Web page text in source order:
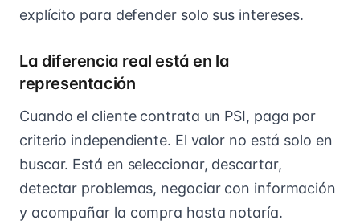
explícito para defender solo sus intereses.
La diferencia real está en la
representación
Cuando el cliente contrata un PSI, paga por
criterio independiente. El valor no está solo en
buscar. Está en seleccionar, descartar,
detectar problemas, negociar con información
y acompañar la compra hasta notaría.